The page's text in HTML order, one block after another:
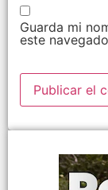
Guarda mi
este